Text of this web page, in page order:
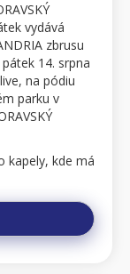
vydává
zbrusu
14. srpna
na pódiu
parku v
kapely, kde má